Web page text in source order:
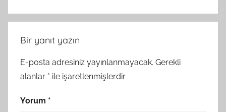
Bir yanıt yazın
E-posta adresiniz yayınlanmayacak. Gerekli
alanlar * ile işaretlenmişlerdir
Yorum *